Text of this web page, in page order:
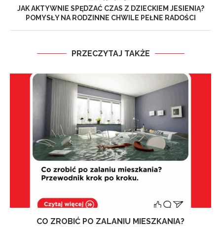
JAK AKTYWNIE SPĘDZAĆ CZAS Z DZIECKIEM JESIENIĄ?
POMYSŁY NA RODZINNE CHWILE PEŁNE RADOŚCI
PRZECZYTAJ TAKŻE
CO ZROBIĆ PO ZALANIU MIESZKANIA?